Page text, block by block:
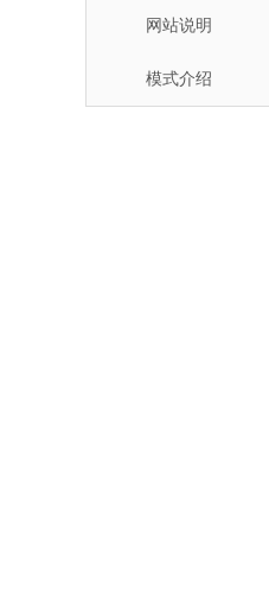
网站说明
模式介绍